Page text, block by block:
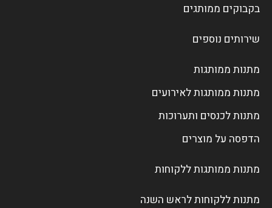
בקבוקים ממותגים
שירותים נוספים
מתנות ממותגות
מתנות ממותגות לאירועים
מתנות לכנסים ותערוכות
הדפסה על מוצרים
מתנות ממותגות ללקוחות
מתנות ללקוחות לראש השנה